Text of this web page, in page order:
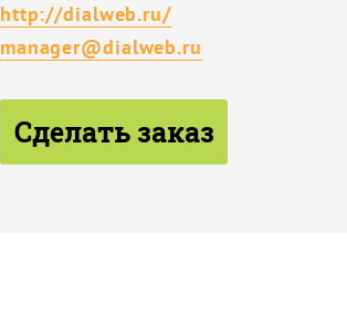
http://dialweb.ru/
manager@dialweb.ru
Сделать заказ